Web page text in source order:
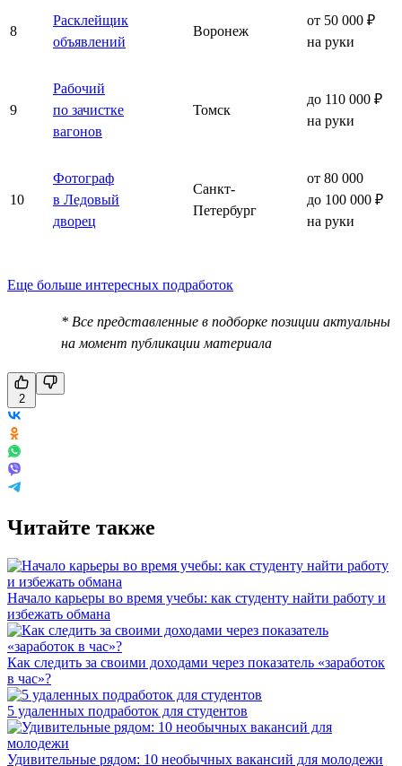
8
Расклейщик
объявлений
Воронеж
от 50 000 ₽
на руки
9
Рабочий
по зачистке
вагонов
Томск
до 110 000 ₽
на руки
10
Фотограф
в Ледовый
дворец
Санкт-
Петербург
от 80 000
до 100 000 ₽
на руки
Еще больше интересных подработок
* Все представленные в подборке позиции актуальны
на момент публикации материала
2
Читайте также
Начало карьеры во время учебы: как студенту найти работу и
избежать обмана
Как следить за своими доходами через показатель «заработок
в час»?
5 удаленных подработок для студентов
Удивительные рядом: 10 необычных вакансий для молодежи